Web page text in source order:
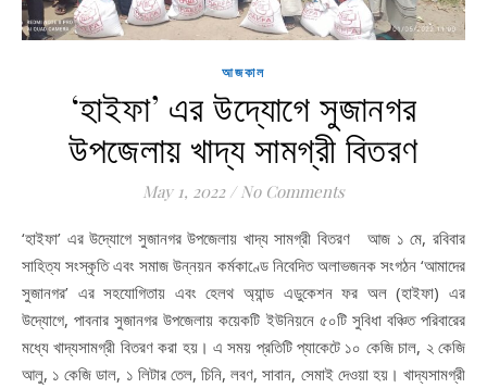
আজকাল
‘হাইফা’ এর উদ্যোগে সুজানগর
উপজেলায় খাদ্য সামগ্রী বিতরণ
May 1, 2022 / No Comments
‘হাইফা’ এর উদ্যোগে সুজানগর উপজেলায় খাদ্য সামগ্রী বিতরণ আজ ১ মে, রবিবার
সাহিত্য সংস্কৃতি এবং সমাজ উন্নয়ন কর্মকাণ্ডে নিবেদিত অলাভজনক সংগঠন ‘আমাদের
সুজানগর’ এর সহযোগিতায় এবং হেলথ অ্যান্ড এডুকেশন ফর অল (হাইফা) এর
উদ্যোগে, পাবনার সুজানগর উপজেলায় কয়েকটি ইউনিয়নে ৫০টি সুবিধা বঞ্চিত পরিবারের
মধ্যে খাদ্যসামগ্রী বিতরণ করা হয়। এ সময় প্রতিটি প্যাকেটে ১০ কেজি চাল, ২ কেজি
আলু, ১ কেজি ডাল, ১ লিটার তেল, চিনি, লবণ, সাবান, সেমাই দেওয়া হয়। খাদ্যসামগ্রী